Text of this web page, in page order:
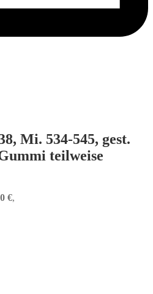
Mi. 534-545, gest.
teilweise
€,